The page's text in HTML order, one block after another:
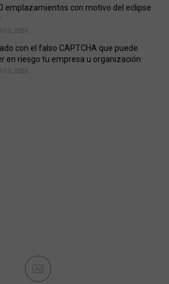
emplazamientos con motivo del eclipse
5, 2026
con el falso CAPTCHA que puede
en riesgo tu empresa u organización
5, 2026
Ad